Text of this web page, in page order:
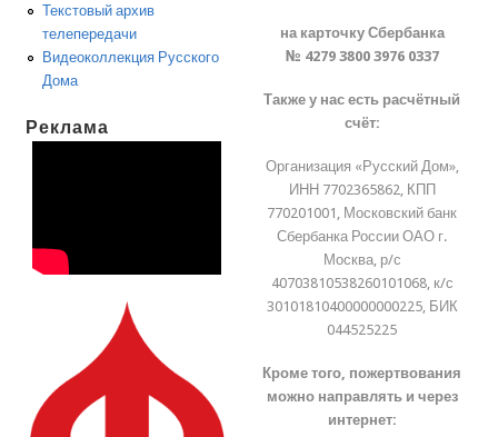
Текстовый архив
телепередачи
Видеоколлекция Русского
Дома
Реклама
на карточку Сбербанка
№ 4279 3800 3976 0337
Также у нас есть расчётный
счёт:
Организация «Русский Дом»,
ИНН 7702365862, КПП
770201001, Московский банк
Сбербанка России ОАО г.
Москва, р/с
40703810538260101068, к/с
30101810400000000225, БИК
044525225
Кроме того, пожертвования
можно направлять и через
интернет: